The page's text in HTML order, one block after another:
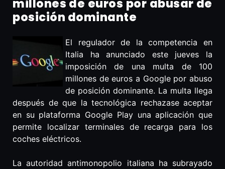
millones de euros por abusar de
posición dominante
El regulador de la competencia en
Italia ha anunciado este jueves la
imposición de una multa de 100
millones de euros a Google por abuso
de posición dominante. La multa llega
después de que la tecnológica rechazase aceptar
en su plataforma Google Play una aplicación que
permite localizar terminales de recarga para los
coches eléctricos.
La autoridad antimonopolio italiana ha subrayado